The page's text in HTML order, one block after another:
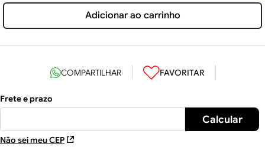
Adicionar ao carrinho
Não sei meu CEP